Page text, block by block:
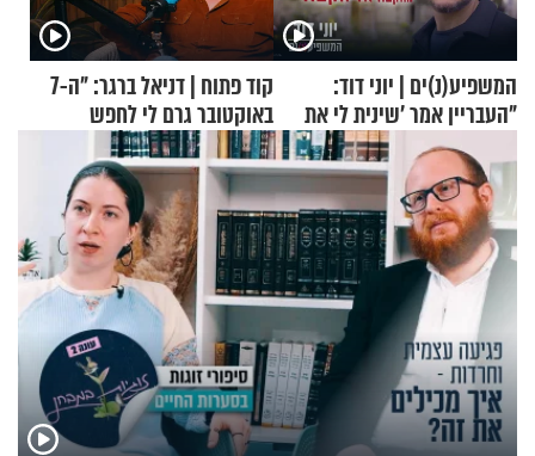
המשפיע(נ)ים | יוני דוד:
"העבריין אמר 'שינית לי את
החיים מהקצה אל הקצה'"
קוד פתוח | דניאל ברגר: "ה-7
באוקטובר גרם לי לחפש
תשובות"